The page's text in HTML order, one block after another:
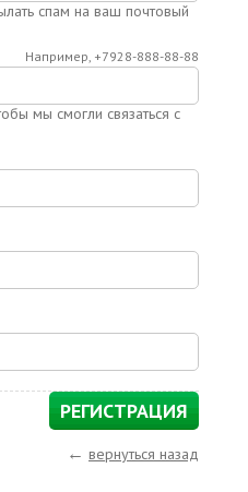
спам на ваш почтовый
мы смогли связаться с
Например, +7928-888-88-88
← вернуться назад